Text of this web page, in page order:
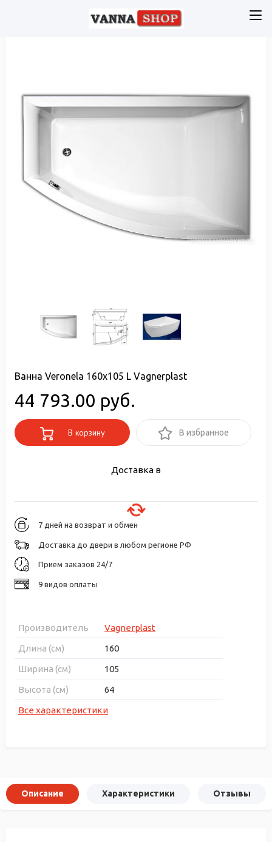
Ванна Veronela 160x105 L Vagnerplast
44 793.00 руб.
В корзину В избранное
Доставка в
7 дней на возврат и обмен
Доставка до двери в любом регионе РФ
Прием заказов 24/7
9 видов оплаты
Производитель
Vagnerplast
Длина (см)
160
Ширина (см)
105
Высота (см)
64
Все характеристики
Описание Характеристики Отзывы